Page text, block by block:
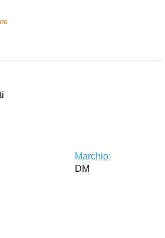
Marchio:
DM